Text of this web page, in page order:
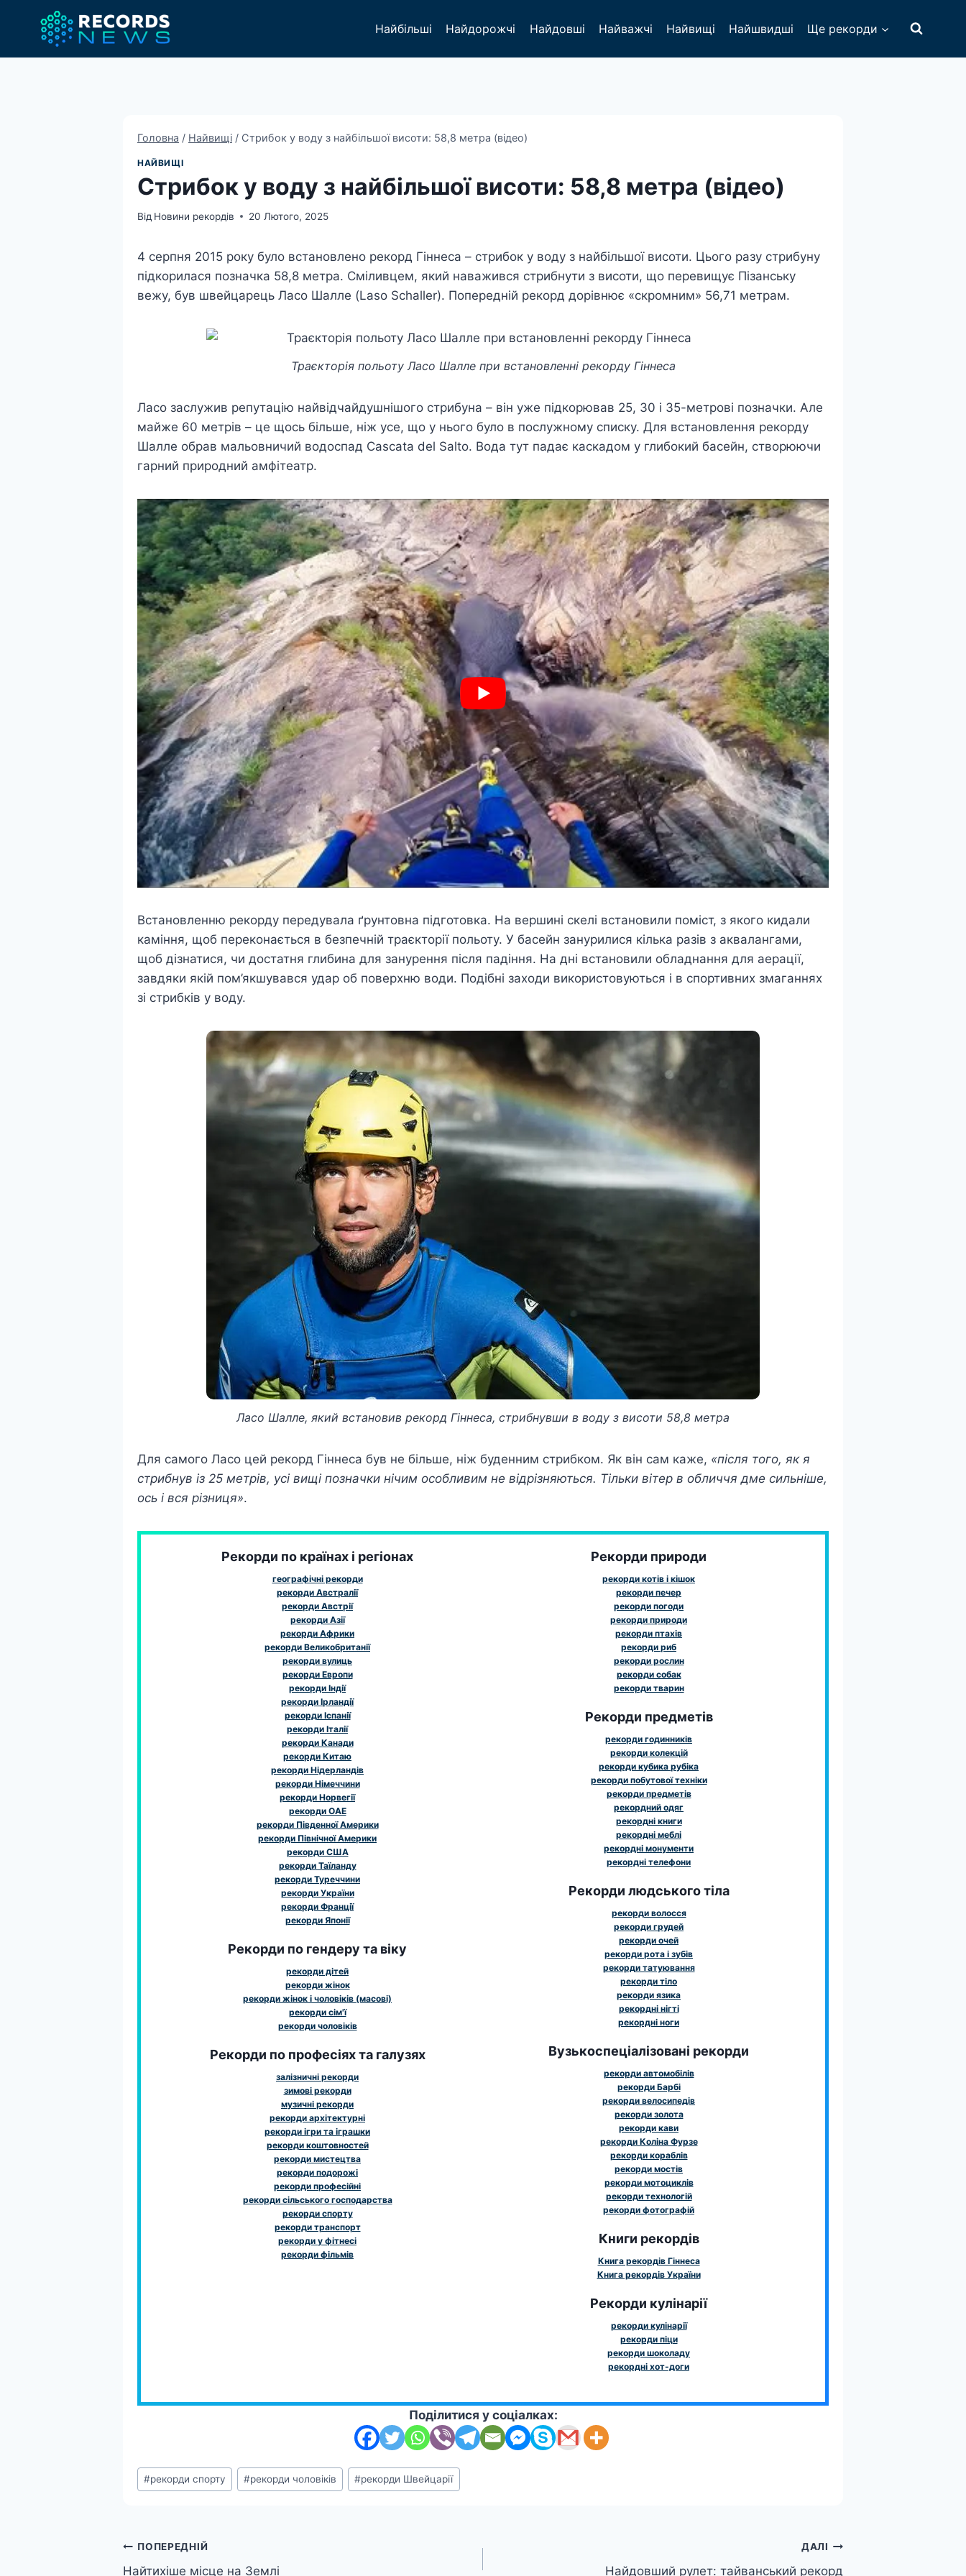
Найбільші Найдорожчі Найдовші Найважчі Найвищі Найшвидші Ще рекорди
Головна / Найвищі / Стрибок у воду з найбільшої висоти: 58,8 метра (відео)
НАЙВИЩІ
Стрибок у воду з найбільшої висоти: 58,8 метра (відео)
Від Новини рекордів 20 Лютого, 2025
4 серпня 2015 року було встановлено рекорд Гіннеса – стрибок у воду з найбільшої висоти. Цього разу стрибуну
підкорилася позначка 58,8 метра. Сміливцем, який наважився стрибнути з висоти, що перевищує Пізанську
вежу, був швейцарець Ласо Шалле (Laso Schaller). Попередній рекорд дорівнює «скромним» 56,71 метрам.
Траєкторія польоту Ласо Шалле при встановленні рекорду Гіннеса
Ласо заслужив репутацію найвідчайдушнішого стрибуна – він уже підкорював 25, 30 і 35-метрові позначки. Але
майже 60 метрів – це щось більше, ніж усе, що у нього було в послужному списку. Для встановлення рекорду
Шалле обрав мальовничий водоспад Cascata del Salto. Вода тут падає каскадом у глибокий басейн, створюючи
гарний природний амфітеатр.
Встановленню рекорду передувала ґрунтовна підготовка. На вершині скелі встановили поміст, з якого кидали
каміння, щоб переконається в безпечній траєкторії польоту. У басейн занурилися кілька разів з аквалангами,
щоб дізнатися, чи достатня глибина для занурення після падіння. На дні встановили обладнання для аерації,
завдяки якій пом’якшувався удар об поверхню води. Подібні заходи використовуються і в спортивних змаганнях
зі стрибків у воду.
Ласо Шалле, який встановив рекорд Гіннеса, стрибнувши в воду з висоти 58,8 метра
Для самого Ласо цей рекорд Гіннеса був не більше, ніж буденним стрибком. Як він сам каже, «після того, як я
стрибнув із 25 метрів, усі вищі позначки нічим особливим не відрізняються. Тільки вітер в обличчя дме сильніше,
ось і вся різниця».
Рекорди по країнах і регіонах
географічні рекорди
рекорди Австралії
рекорди Австрії
рекорди Азії
рекорди Африки
рекорди Великобританії
рекорди вулиць
рекорди Европи
рекорди Індії
рекорди Ірландії
рекорди Іспанії
рекорди Італії
рекорди Канади
рекорди Китаю
рекорди Нідерландів
рекорди Німеччини
рекорди Норвегії
рекорди ОАЕ
рекорди Південної Америки
рекорди Північної Америки
рекорди США
рекорди Таїланду
рекорди Туреччини
рекорди України
рекорди Франції
рекорди Японії
Рекорди по гендеру та віку
рекорди дітей
рекорди жінок
рекорди жінок і чоловіків (масові)
рекорди сім'ї
рекорди чоловіків
Рекорди по професіях та галузях
залізничні рекорди
зимові рекорди
музичні рекорди
рекорди архітектурні
рекорди ігри та іграшки
рекорди коштовностей
рекорди мистецтва
рекорди подорожі
рекорди професійні
рекорди сільського господарства
рекорди спорту
рекорди транспорт
рекорди у фітнесі
рекорди фільмів
Рекорди природи
рекорди котів і кішок
рекорди печер
рекорди погоди
рекорди природи
рекорди птахів
рекорди риб
рекорди рослин
рекорди собак
рекорди тварин
Рекорди предметів
рекорди годинників
рекорди колекцій
рекорди кубика рубіка
рекорди побутової техніки
рекорди предметів
рекордний одяг
рекордні книги
рекордні меблі
рекордні монументи
рекордні телефони
Рекорди людського тіла
рекорди волосся
рекорди грудей
рекорди очей
рекорди рота і зубів
рекорди татуювання
рекорди тіло
рекорди язика
рекордні нігті
рекордні ноги
Вузькоспеціалізовані рекорди
рекорди автомобілів
рекорди Барбі
рекорди велосипедів
рекорди золота
рекорди кави
рекорди Коліна Фурзе
рекорди кораблів
рекорди мостів
рекорди мотоциклів
рекорди технологій
рекорди фотографій
Книги рекордів
Книга рекордів Гіннеса
Книга рекордів України
Рекорди кулінарії
рекорди кулінарії
рекорди піци
рекорди шоколаду
рекордні хот-доги
Поділитися у соціалках:
Позначки
запису:
#рекорди спорту #рекорди чоловіків #рекорди Швейцарії
Навігація
ПОПЕРЕДНІЙ
Найтихіше місце на Землі
ДАЛІ
Найдовший рулет: тайванський рекорд